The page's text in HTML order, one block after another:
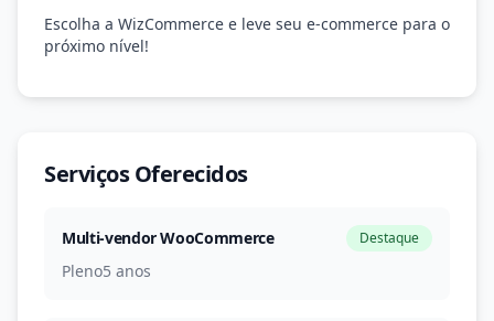
Escolha a WizCommerce e leve seu e-commerce para o
próximo nível!
Serviços Oferecidos
Multi-vendor WooCommerce Destaque
Pleno5 anos